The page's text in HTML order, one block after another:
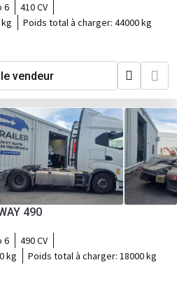
6
410 CV
Poids total à charger: 44000 kg
vendeur
490
6
490 CV
kg Poids total à charger: 18000 kg